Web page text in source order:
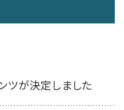
ツが決定しました